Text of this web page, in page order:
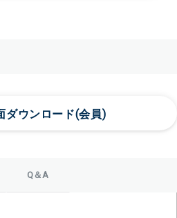
ダウンロード(会員)
Q＆A